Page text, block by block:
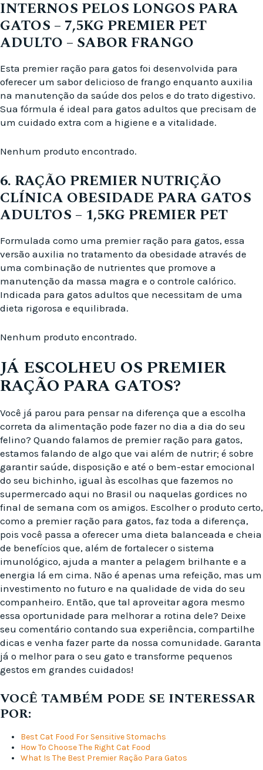
INTERNOS PELOS LONGOS PARA
GATOS – 7,5KG PREMIER PET
ADULTO – SABOR FRANGO
Esta premier ração para gatos foi desenvolvida para
oferecer um sabor delicioso de frango enquanto auxilia
na manutenção da saúde dos pelos e do trato digestivo.
Sua fórmula é ideal para gatos adultos que precisam de
um cuidado extra com a higiene e a vitalidade.
Nenhum produto encontrado.
6. RAÇÃO PREMIER NUTRIÇÃO
CLÍNICA OBESIDADE PARA GATOS
ADULTOS – 1,5KG PREMIER PET
Formulada como uma premier ração para gatos, essa
versão auxilia no tratamento da obesidade através de
uma combinação de nutrientes que promove a
manutenção da massa magra e o controle calórico.
Indicada para gatos adultos que necessitam de uma
dieta rigorosa e equilibrada.
Nenhum produto encontrado.
JÁ ESCOLHEU OS PREMIER
RAÇÃO PARA GATOS?
Você já parou para pensar na diferença que a escolha
correta da alimentação pode fazer no dia a dia do seu
felino? Quando falamos de premier ração para gatos,
estamos falando de algo que vai além de nutrir; é sobre
garantir saúde, disposição e até o bem-estar emocional
do seu bichinho, igual às escolhas que fazemos no
supermercado aqui no Brasil ou naquelas gordices no
final de semana com os amigos. Escolher o produto certo,
como a premier ração para gatos, faz toda a diferença,
pois você passa a oferecer uma dieta balanceada e cheia
de benefícios que, além de fortalecer o sistema
imunológico, ajuda a manter a pelagem brilhante e a
energia lá em cima. Não é apenas uma refeição, mas um
investimento no futuro e na qualidade de vida do seu
companheiro. Então, que tal aproveitar agora mesmo
essa oportunidade para melhorar a rotina dele? Deixe
seu comentário contando sua experiência, compartilhe
dicas e venha fazer parte da nossa comunidade. Garanta
já o melhor para o seu gato e transforme pequenos
gestos em grandes cuidados!
VOCÊ TAMBÉM PODE SE INTERESSAR
POR:
Best Cat Food For Sensitive Stomachs
How To Choose The Right Cat Food
What Is The Best Premier Ração Para Gatos